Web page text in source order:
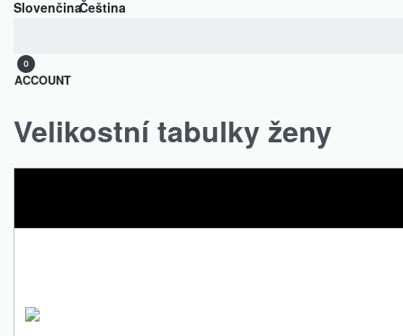
0
ACCOUNT
Velikostní tabulky ženy